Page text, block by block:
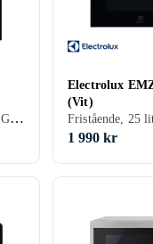
Integrerad, 26 liter, 900 W, Grillfunktion
Electrolux
(Vit)
1 990 kr